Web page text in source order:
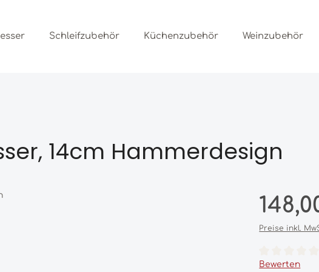
Schleifzubehör Küchenzubehör Weinzubehör
14cm Hammerdesign
Regulärer
Preise inkl.
Bewerten